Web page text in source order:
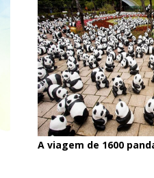
A viagem de 1600